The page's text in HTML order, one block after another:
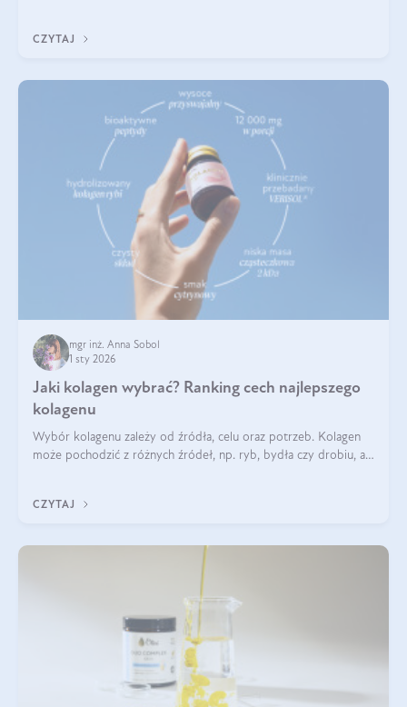
CZYTAJ
mgr inż. Anna Sobol
1 sty 2026
Jaki kolagen wybrać? Ranking cech najlepszego
kolagenu
Wybór kolagenu zależy od źródła, celu oraz potrzeb. Kolagen
może pochodzić z różnych źródeł, np. ryb, bydła czy drobiu, a
bydlęcy.
CZYTAJ